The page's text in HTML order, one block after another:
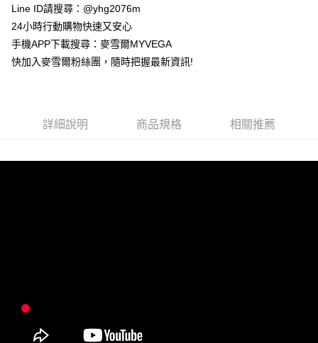
貨到付款
運送方式
全家取貨付款
每筆NT$100，滿NT$599(含以上)免運費
每筆NT$100，滿NT$988(含以上)免運費
大嘴鳥宅配通
Line ID請搜尋：@yhg2076m
24小時行動購物快速又安心
手機APP下載搜尋：麥雪爾MYVEGA
快加入麥雪爾粉絲團，隨時把握最新資訊!
詳細說明 商品規格 相關推薦